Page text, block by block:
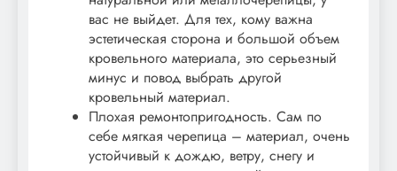
вас не выйдет. Для тех, кому важна
эстетическая сторона и большой объем
кровельного материала, это серьезный
минус и повод выбрать другой
кровельный материал.
Плохая ремонтопригодность. Сам по
себе мягкая черепица – материал, очень
устойчивый к дождю, ветру, снегу и